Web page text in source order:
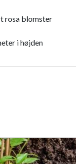
rosa blomster
i højden